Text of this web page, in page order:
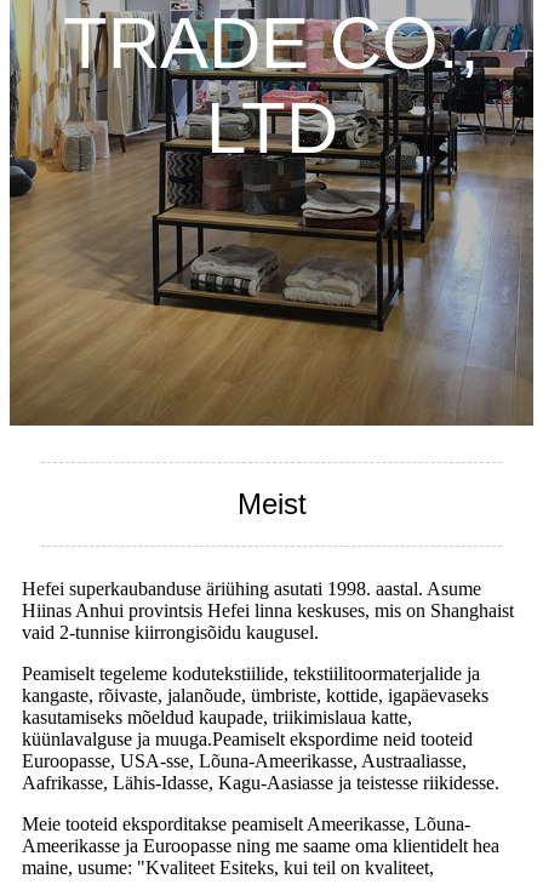
TRADE CO.,
LTD
Meist
Hefei superkaubanduse äriühing asutati 1998. aastal. Asume
Hiinas Anhui provintsis Hefei linna keskuses, mis on Shanghaist
vaid 2-tunnise kiirrongisõidu kaugusel.
Peamiselt tegeleme kodutekstiilide, tekstiilitoormaterjalide ja
kangaste, rõivaste, jalanõude, ümbriste, kottide, igapäevaseks
kasutamiseks mõeldud kaupade, triikimislaua katte,
küünlavalguse ja muuga.Peamiselt ekspordime neid tooteid
Euroopasse, USA-sse, Lõuna-Ameerikasse, Austraaliasse,
Aafrikasse, Lähis-Idasse, Kagu-Aasiasse ja teistesse riikidesse.
Meie tooteid eksporditakse peamiselt Ameerikasse, Lõuna-
Ameerikasse ja Euroopasse ning me saame oma klientidelt hea
maine, usume: "Kvaliteet Esiteks, kui teil on kvaliteet,